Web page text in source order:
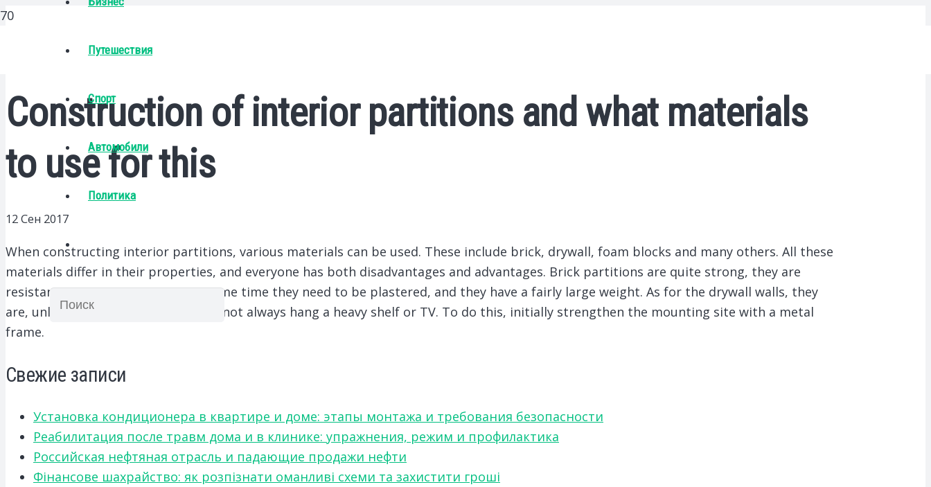
Путешествия
Спорт
Автомобили
Политика
Construction of interior partitions and what materials
to use for this
12 Сен 2017
When constructing interior partitions, various materials can be used. These include brick, drywall, foam blocks and many others. All these
materials differ in their properties, and everyone has both disadvantages and advantages. Brick partitions are quite strong, they are
resistant to moisture, but at the same time they need to be plastered, and they have a fairly large weight. As for the drywall walls, they
are, unlike brick, light, but they can not always hang a heavy shelf or TV. To do this, initially strengthen the mounting site with a metal
frame.
Свежие записи
Установка кондиционера в квартире и доме: этапы монтажа и требования безопасности
Реабилитация после травм дома и в клинике: упражнения, режим и профилактика
Российская нефтяная отрасль и падающие продажи нефти
Фінансове шахрайство: як розпізнати оманливі схеми та захистити гроші